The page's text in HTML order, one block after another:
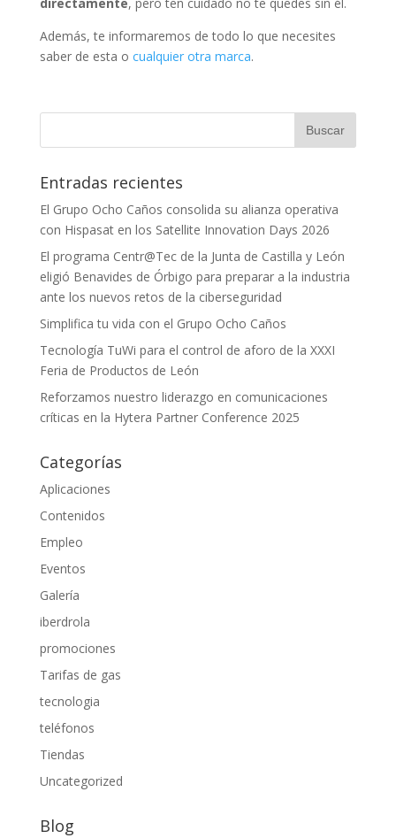
Además, te informaremos de todo lo que necesites
saber de esta o cualquier otra marca.
Entradas recientes
El Grupo Ocho Caños consolida su alianza operativa
con Hispasat en los Satellite Innovation Days 2026
El programa Centr@Tec de la Junta de Castilla y León
eligió Benavides de Órbigo para preparar a la industria
ante los nuevos retos de la ciberseguridad
Simplifica tu vida con el Grupo Ocho Caños
Tecnología TuWi para el control de aforo de la XXXI
Feria de Productos de León
Reforzamos nuestro liderazgo en comunicaciones
críticas en la Hytera Partner Conference 2025
Categorías
Aplicaciones
Contenidos
Empleo
Eventos
Galería
iberdrola
promociones
Tarifas de gas
tecnologia
teléfonos
Tiendas
Uncategorized
Blog